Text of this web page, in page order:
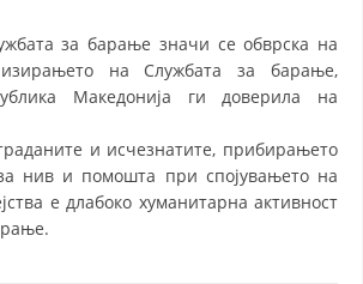
за барање значи се обврска на
на Службата за барање,
Македонија ги доверила на
и исчезнатите, прибирањето
нив и помошта при спојувањето на
е длабоко хуманитарна активност